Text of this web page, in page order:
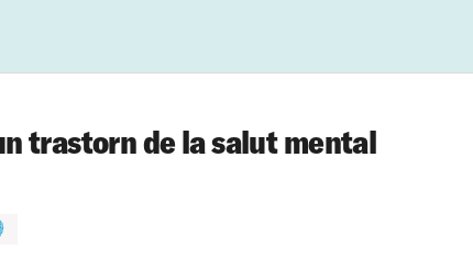
trastorn de la salut mental